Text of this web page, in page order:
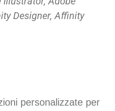
Designer, Affinity
personalizzate per